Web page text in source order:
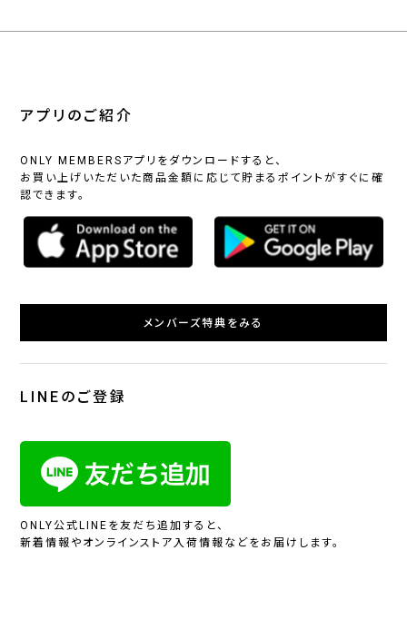
アプリのご紹介
ONLY MEMBERSアプリをダウンロードすると、
お買い上げいただいた商品金額に応じて貯まるポイントがすぐに確
認できます。
メンバーズ特典をみる
LINEのご登録
ONLY公式LINEを友だち追加すると、
新着情報やオンラインストア入荷情報などをお届けします。